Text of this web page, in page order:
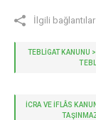
İlgili bağlantılar
TEBLİGAT KANUNU
İCRA VE İFLÂS